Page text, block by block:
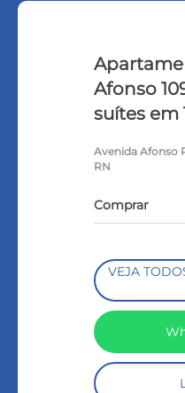
Afonso
suítes em
Avenida Afonso
RN
Comprar
VEJA